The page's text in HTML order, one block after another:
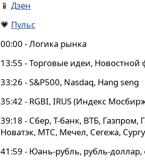
📱 Дзен
💗 Пульс
00:00 - Логика рынка
13:55 - Торговые идеи, Новостной
33:26 - S&P500, Nasdaq, Hang seng
35:42 - RGBI, IRUS (Индекс
39:18 - Сбер, Т-банк, ВТБ,
Новатэк, МТС, Мечел, Сегежа,
41:59 - Юань-рубль, рубль-